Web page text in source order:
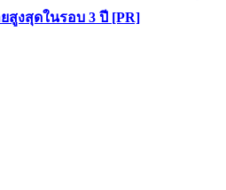
สูงสุดในรอบ 3 ปี [PR]